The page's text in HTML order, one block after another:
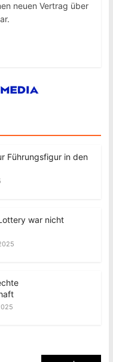
neuen Vertrag über
Führungsfigur in den
war nicht